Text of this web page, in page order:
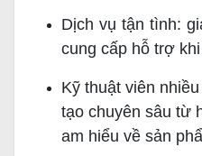
Dịch vụ tận tình:
cung cấp hỗ trợ
Kỹ thuật viên
tạo chuyên sâu từ
am hiểu về sản